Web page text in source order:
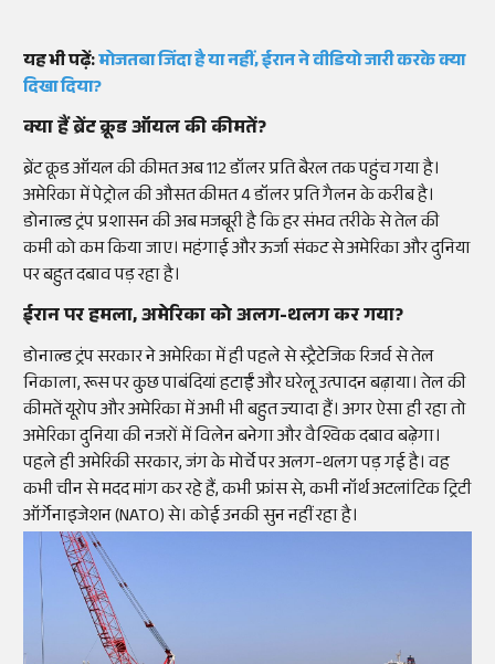
यह भी पढ़ें:मोजतबा जिंदा है या नहीं, ईरान ने वीडियो जारी करके क्या
दिखा दिया?
क्या हैं ब्रेंट क्रूड ऑयल की कीमतें?
ब्रेंट क्रूड ऑयल की कीमत अब 112 डॉलर प्रति बैरल तक पहुंच गया है।
अमेरिका में पेट्रोल की औसत कीमत 4 डॉलर प्रति गैलन के करीब है।
डोनाल्ड ट्रंप प्रशासन की अब मजबूरी है कि हर संभव तरीके से तेल की
कमी को कम किया जाए। महंगाई और ऊर्जा संकट से अमेरिका और दुनिया
पर बहुत दबाव पड़ रहा है।
ईरान पर हमला, अमेरिका को अलग-थलग कर गया?
डोनाल्ड ट्रंप सरकार ने अमेरिका में ही पहले से स्ट्रैटेजिक रिजर्व से तेल
निकाला, रूस पर कुछ पाबंदियां हटाईं और घरेलू उत्पादन बढ़ाया। तेल की
कीमतें यूरोप और अमेरिका में अभी भी बहुत ज्यादा हैं। अगर ऐसा ही रहा तो
अमेरिका दुनिया की नजरों में विलेन बनेगा और वैश्विक दबाव बढ़ेगा।
पहले ही अमेरिकी सरकार, जंग के मोर्चे पर अलग-थलग पड़ गई है। वह
कभी चीन से मदद मांग कर रहे हैं, कभी फ्रांस से, कभी नॉर्थ अटलांटिक ट्रिटी
ऑर्गेनाइजेशन (NATO) से। कोई उनकी सुन नहीं रहा है।